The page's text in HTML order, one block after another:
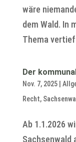
wäre
dem Wald. In
Thema
Der
Nov. 7, 2025|
Recht,
Ab 1.1.2026
Sachsenwald